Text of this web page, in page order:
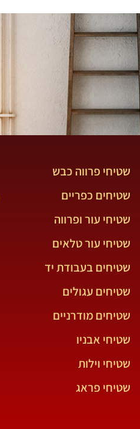
שטיחי פרווה כבש
שטיחים כפריים
שטיחי עור ופרווה
שטיחי עור טלאים
שטיחים בעבודת יד
שטיחים עגולים
שטיחים מודרניים
שטיחי אבניו
שטיחי וילות
שטיחי פראג